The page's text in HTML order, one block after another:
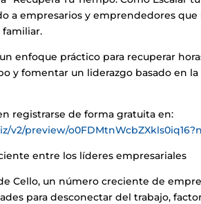
a empresarios y emprendedores
familiar.
enfoque práctico para recuperar
y fomentar un liderazgo basado en
registrarse de forma gratuita en:
v2/preview/
entre los líderes empresariales
Cello, un número creciente de
para desconectar del trabajo,